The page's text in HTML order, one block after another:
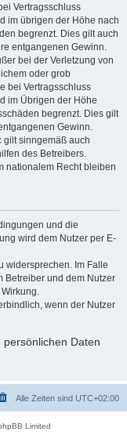
Vertragsschluss
im übrigen der Höhe nach
begrenzt. Dies gilt auch
entgangenen Gewinn.
bei der Verletzung von
oder grob
bei Vertragsschluss
im Übrigen der Höhe
begrenzt. Dies gilt
Gewinn.
gilt sinngemäß auch
des Betreibers.
nationalem Recht bleiben
und die
wird dem Nutzer per E-
widersprechen. Im Falle
Betreiber und dem Nutzer
wenn der Nutzer
Daten
Alle Zeiten sind UTC+02:00
Limited